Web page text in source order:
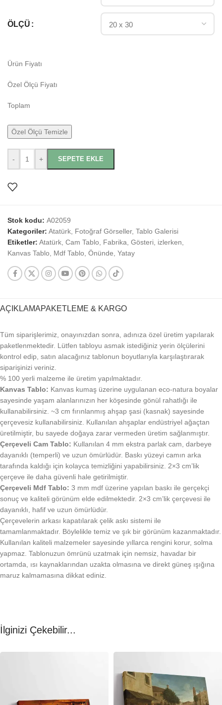
ÖLÇÜ
Ürün Fiyatı
Özel Ölçü Fiyatı
Toplam
Özel Ölçü Temizle
- + SEPETE EKLE
Stok kodu: A02059
Kategoriler: Atatürk, Fotoğraf Görseller, Tablo Galerisi
Etiketler: Atatürk, Cam Tablo, Fabrika, Gösteri, izlerken,
Kanvas Tablo, Mdf Tablo, Önünde, Yatay
AÇIKLAMAPAKETLEME & KARGO
Tüm siparişlerimiz, onayınızdan sonra, adınıza özel üretim yapılarak
paketlenmektedir. Lütfen tabloyu asmak istediğiniz yerin ölçülerini
kontrol edip, satın alacağınız tablonun boyutlarıyla karşılaştırarak
siparişinizi veriniz.
% 100 yerli malzeme ile üretim yapılmaktadır.
Kanvas Tablo: Kanvas kumaş üzerine uygulanan eco-natura boyalar
sayesinde yaşam alanlarınızın her köşesinde gönül rahatlığı ile
kullanabilirsiniz. ~3 cm fırınlanmış ahşap şasi (kasnak) sayesinde
çerçevesiz kullanabilirsiniz. Kullanılan ahşaplar endüstriyel ağaçtan
üretilmiştir, bu sayede doğaya zarar vermeden üretim sağlanmıştır.
Çerçeveli Cam Tablo: Kullanılan 4 mm ekstra parlak cam, darbeye
dayanıklı (temperli) ve uzun ömürlüdür. Baskı yüzeyi camın arka
tarafında kaldığı için kolayca temizliğini yapabilirsiniz. 2×3 cm’lik
çerçeve ile daha güvenli hale getirilmiştir.
Çerçeveli Mdf Tablo: 3 mm mdf üzerine yapılan baskı ile gerçekçi
sonuç ve kaliteli görünüm elde edilmektedir. 2×3 cm’lik çerçevesi ile
dayanıklı, hafif ve uzun ömürlüdür.
Çerçevelerin arkası kapatılarak çelik askı sistemi ile
tamamlanmaktadır. Böylelikle temiz ve şık bir görünüm kazanmaktadır.
Kullanılan kaliteli malzemeler sayesinde yıllarca rengini korur, solma
yapmaz. Tablonuzun ömrünü uzatmak için nemsiz, havadar bir
ortamda, ısı kaynaklarından uzakta olmasına ve direkt güneş ışığına
maruz kalmamasına dikkat ediniz.
İlginizi Çekebilir...